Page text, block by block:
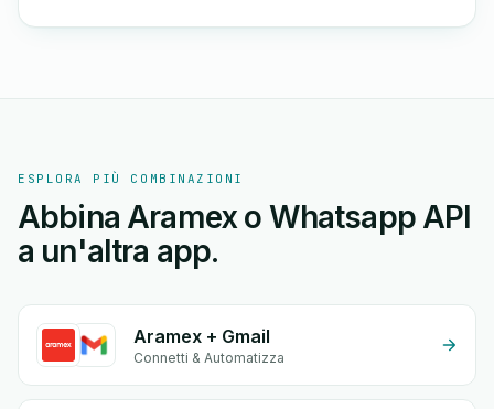
ESPLORA PIÙ COMBINAZIONI
Abbina Aramex o Whatsapp API
a un'altra app.
Aramex + Gmail
Connetti & Automatizza